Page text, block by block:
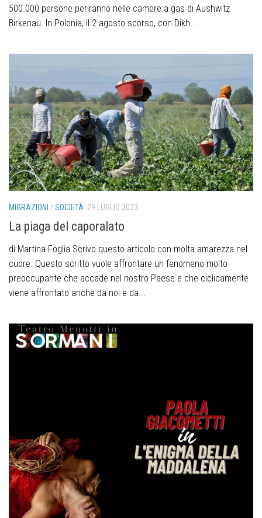
500.000 persone periranno nelle camere a gas di Aushwitz
Birkenau. In Polonia, il 2 agosto scorso, con Dikh...
MIGRAZIONI /SOCIETÀ 29 LUGLIO 2023
La piaga del caporalato
di Martina Foglia Scrivo questo articolo con molta amarezza nel
cuore. Questo scritto vuole affrontare un fenomeno molto
preoccupante che accade nel nostro Paese e che ciclicamente
viene affrontato anche da noi e da...